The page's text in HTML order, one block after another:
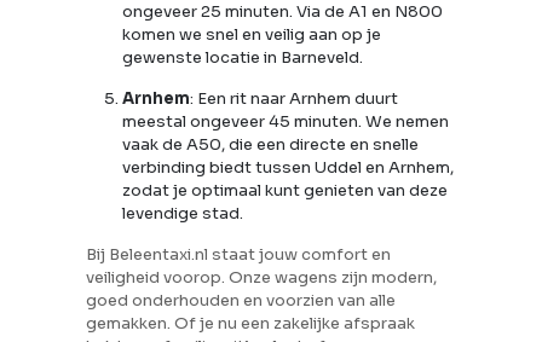
ongeveer 25 minuten. Via de A1 en N800
komen we snel en veilig aan op je
gewenste locatie in Barneveld.
Arnhem: Een rit naar Arnhem duurt
meestal ongeveer 45 minuten. We nemen
vaak de A50, die een directe en snelle
verbinding biedt tussen Uddel en Arnhem,
zodat je optimaal kunt genieten van deze
levendige stad.
Bij Beleentaxi.nl staat jouw comfort en
veiligheid voorop. Onze wagens zijn modern,
goed onderhouden en voorzien van alle
gemakken. Of je nu een zakelijke afspraak